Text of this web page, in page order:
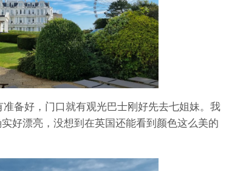
备好，门口就有观光巴士刚好先去七姐妹。我
好漂亮，没想到在英国还能看到颜色这么美的